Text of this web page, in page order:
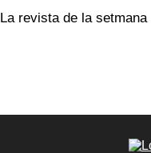
La revista de la setmana